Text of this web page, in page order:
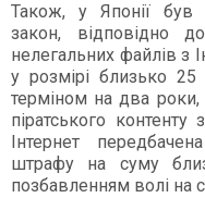
Також, у Японії був
закон, відповідно
нелегальних файлів з
у розмірі близько 25
терміном на два
піратського
Інтернет
штрафу на суму
позбавленням волі на